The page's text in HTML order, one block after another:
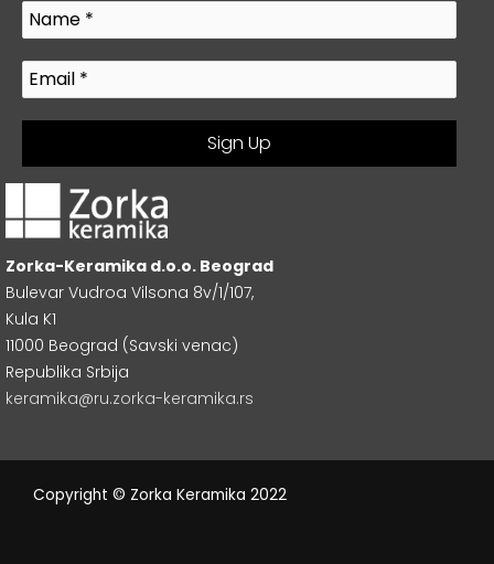
Zorka-Keramika d.o.o. Beograd
Bulevar Vudroa Vilsona 8v/1/107,
Kula K1
11000 Beograd (Savski venac)
Republika Srbija
keramika@ru.zorka-keramika.rs
Copyright © Zorka Keramika 2022